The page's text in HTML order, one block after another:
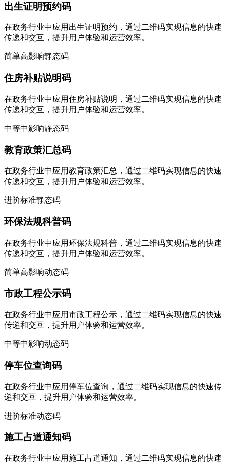
出生证明预约码
在政务行业中应用出生证明预约，通过二维码实现信息的快速
传递和交互，提升用户体验和运营效率。
简单高影响静态码
住房补贴说明码
在政务行业中应用住房补贴说明，通过二维码实现信息的快速
传递和交互，提升用户体验和运营效率。
中等中影响静态码
教育政策汇总码
在政务行业中应用教育政策汇总，通过二维码实现信息的快速
传递和交互，提升用户体验和运营效率。
进阶标准静态码
环保法规科普码
在政务行业中应用环保法规科普，通过二维码实现信息的快速
传递和交互，提升用户体验和运营效率。
简单高影响动态码
市政工程公示码
在政务行业中应用市政工程公示，通过二维码实现信息的快速
传递和交互，提升用户体验和运营效率。
中等中影响动态码
停车位查询码
在政务行业中应用停车位查询，通过二维码实现信息的快速传
递和交互，提升用户体验和运营效率。
进阶标准动态码
施工占道通知码
在政务行业中应用施工占道通知，通过二维码实现信息的快速